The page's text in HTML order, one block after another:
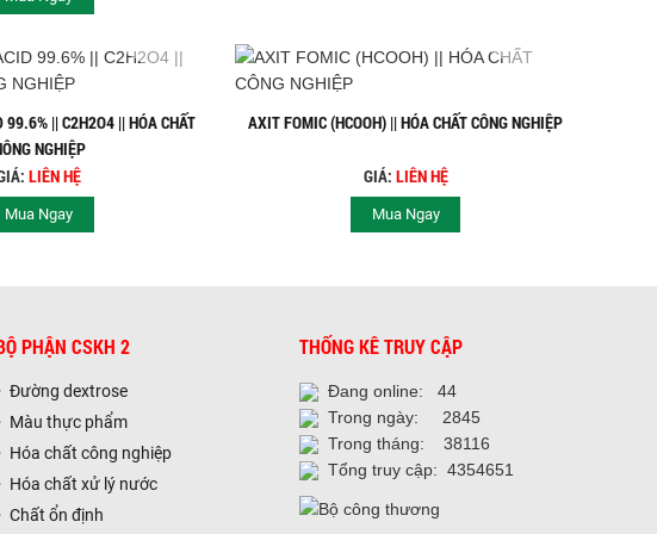
|| C2H2O4 || HÓA CHẤT
NGHIỆP
LIÊN HỆ
Mua Ngay
AXIT FOMIC (HCOOH) || HÓA CHẤT CÔNG NGHIỆP
GIÁ: LIÊN HỆ
Mua Ngay
PHẬN CSKH 2
Đường dextrose
Màu thực phẩm
Hóa chất công nghiệp
Hóa chất xử lý nước
Chất ổn định
THỐNG KÊ TRUY CẬP
Đang online: 44
Trong ngày: 2845
Trong tháng: 38116
Tổng truy cập: 4354651